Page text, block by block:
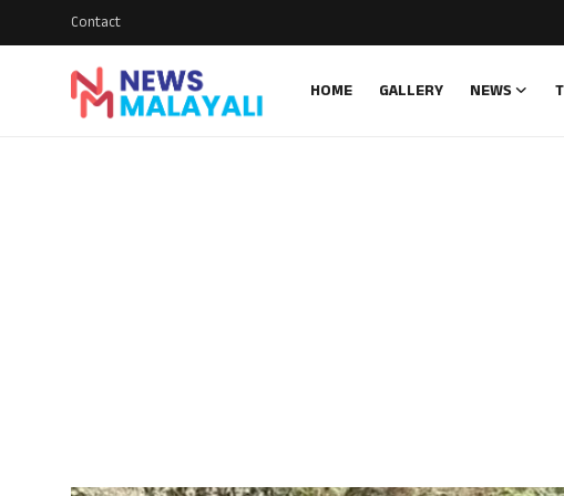
Contact
HOME GALLERY NEWS